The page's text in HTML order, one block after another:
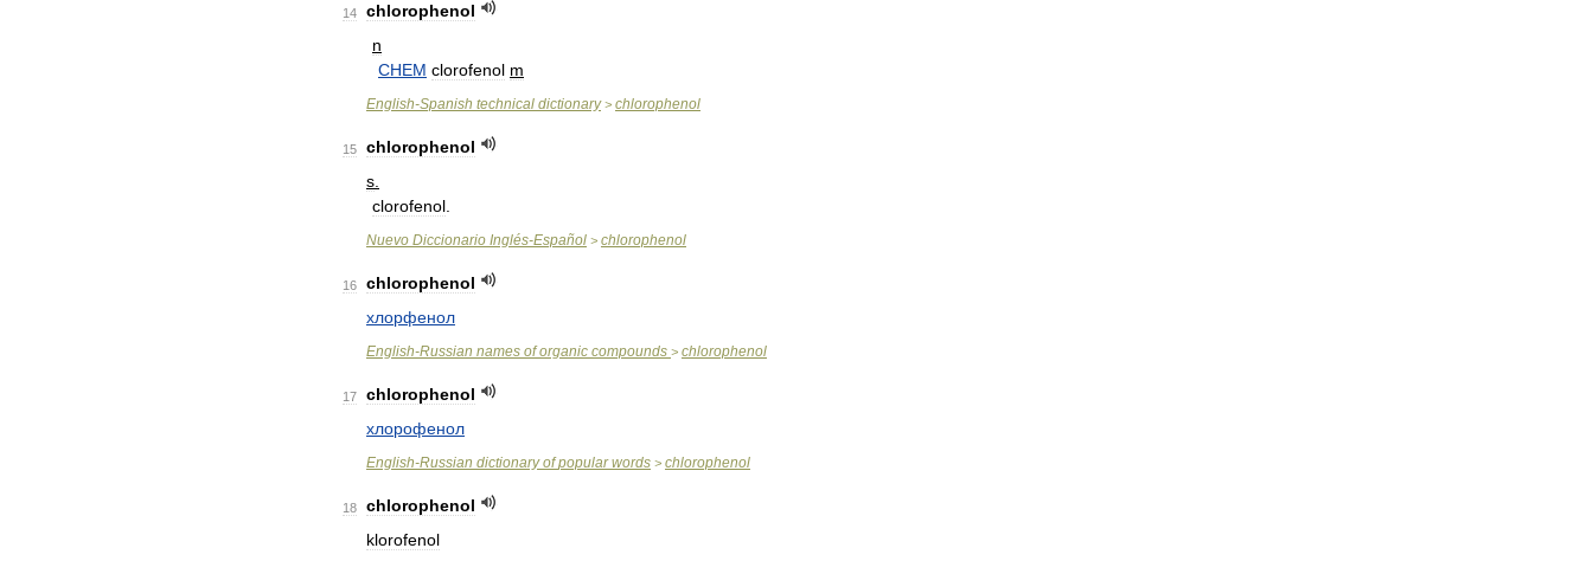
14
chlorophenol
n
CHEM clorofenol m
English-Spanish technical dictionary> chlorophenol
15
chlorophenol
s
clorofenol
Nuevo Diccionario Inglés-Español > chlorophenol
16
chlorophenol
хлорфенол
English-Russian names of organic compounds > chlorophenol
17
chlorophenol
хлорофенол
English-Russian dictionary of popular words > chlorophenol
18
chlorophenol
klorofenol